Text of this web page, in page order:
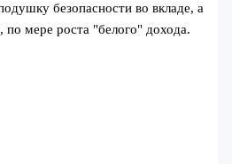
безопасности во вкладе, а
мере роста "белого" дохода.